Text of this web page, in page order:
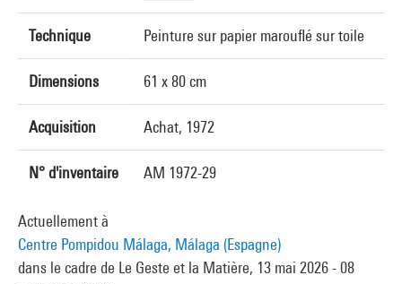
Technique Peinture sur papier marouflé sur toile
Dimensions 61 x 80 cm
Acquisition Achat, 1972
N° d'inventaire AM 1972-29
Actuellement à
Centre Pompidou Málaga, Málaga (Espagne)
dans le cadre de Le Geste et la Matière, 13 mai 2026 - 08